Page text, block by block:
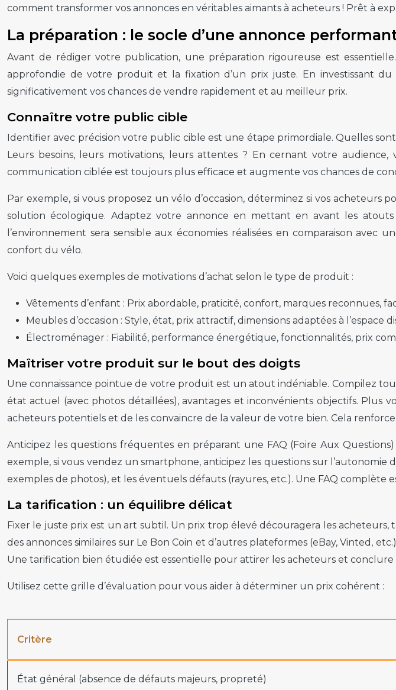
comment transformer vos annonces en véritables aimants à acheteurs ! Prêt à
La préparation : le socle d’une annonce
Avant de rédiger votre publication, une préparation rigoureuse est
approfondie de votre produit et la fixation d’un prix juste. En investissant
significativement vos chances de vendre rapidement et au meilleur prix.
Connaître votre public cible
Identifier avec précision votre public cible est une étape primordiale. Quelles
Leurs besoins, leurs motivations, leurs attentes ? En cernant votre
communication ciblée est toujours plus efficace et augmente vos chances de
Par exemple, si vous proposez un vélo d’occasion, déterminez si vos
solution écologique. Adaptez votre annonce en mettant en avant les
l’environnement sera sensible aux économies réalisées en comparaison avec
confort du vélo.
Voici quelques exemples de motivations d’achat selon le type de produit :
Vêtements d’enfant : Prix abordable, praticité, confort, marques reconnues,
Meubles d’occasion : Style, état, prix attractif, dimensions adaptées à l’espace
Électroménager : Fiabilité, performance énergétique, fonctionnalités, prix
Maîtriser votre produit sur le bout des doigts
Une connaissance pointue de votre produit est un atout indéniable. Compilez
état actuel (avec photos détaillées), avantages et inconvénients objectifs. Plus
acheteurs potentiels et de les convaincre de la valeur de votre bien. Cela
Anticipez les questions fréquentes en préparant une FAQ (Foire Aux
exemple, si vous vendez un smartphone, anticipez les questions sur
exemples de photos), et les éventuels défauts (rayures, etc.). Une FAQ complète
La tarification : un équilibre délicat
Fixer le juste prix est un art subtil. Un prix trop élevé découragera les
des annonces similaires sur Le Bon Coin et d’autres plateformes (eBay, Vinted,
Une tarification bien étudiée est essentielle pour attirer les acheteurs et conclure
Utilisez cette grille d’évaluation pour vous aider à déterminer un prix cohérent :
Critère
État général (absence de défauts majeurs, propreté)